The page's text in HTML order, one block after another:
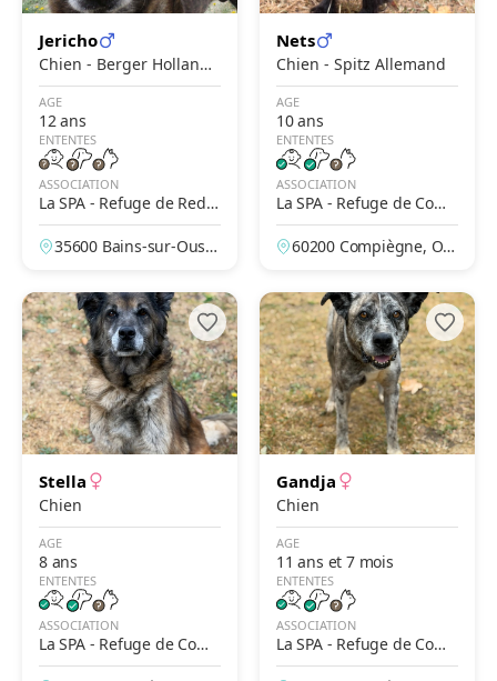
Jericho
Chien - Berger Hollanda
is
AGE
12 ans
ENTENTES
ASSOCIATION
La SPA - Refuge de Redo
n
35600 Bains-sur-Oust,
Nets
Chien - Spitz Allemand
AGE
10 ans
ENTENTES
ASSOCIATION
La SPA - Refuge de Comp
iègne
60200 Compiègne, Ois
Stella
Chien
AGE
8 ans
ENTENTES
ASSOCIATION
La SPA - Refuge de Comp
iègne
Gandja
Chien
AGE
11 ans et 7 mois
ENTENTES
ASSOCIATION
La SPA - Refuge de Comp
iègne